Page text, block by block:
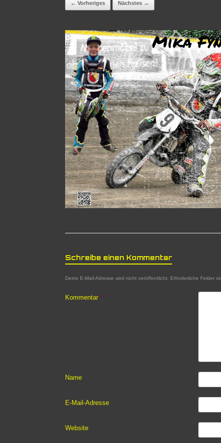
← Vorheriges Nächstes →
Schreibe einen Kommentar
Deine E-Mail-Adresse wird nicht veröffentlicht. Erforderliche Felder
Kommentar *
Name
E-Mail-Adresse
Website